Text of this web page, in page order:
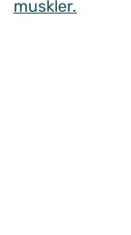
muskler.